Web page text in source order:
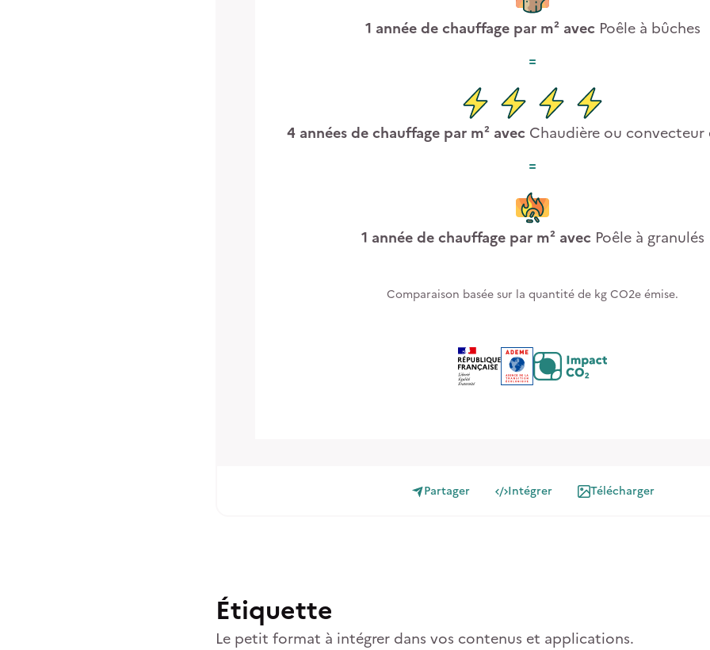
1 année de chauffage par m² avec Poêle à bûches
4 années de chauffage par m² avec Chaudière ou
1 année de chauffage par m² avec Poêle à granulés
Comparaison basée sur la quantité de kg CO2e émise.
Partager Intégrer Télécharger
Étiquette
Le petit format à intégrer dans vos contenus et applications.